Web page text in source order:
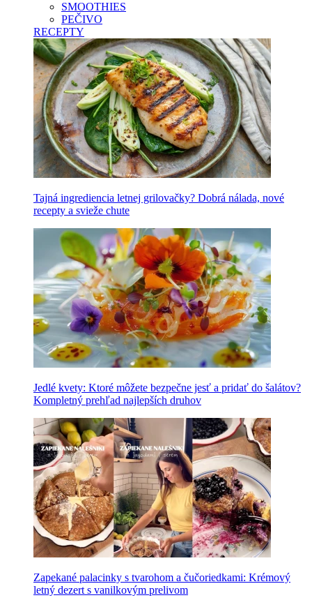
SMOOTHIES
PEČIVO
RECEPTY
Tajná ingrediencia letnej grilovačky? Dobrá nálada, nové
recepty a svieže chute
Jedlé kvety: Ktoré môžete bezpečne jesť a pridať do šalátov?
Kompletný prehľad najlepších druhov
Zapekané palacinky s tvarohom a čučoriedkami: Krémový
letný dezert s vanilkovým prelivom